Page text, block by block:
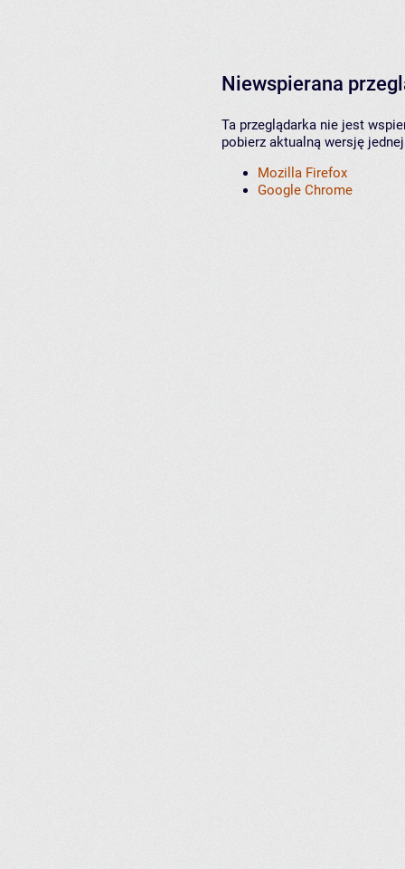
Niewspierana
Ta przeglądarka nie jest
pobierz aktualną wersję
Mozilla Firefox
Google Chrome